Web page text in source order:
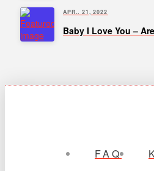
APR.. 21, 2022
Baby I Love You –
FAQ